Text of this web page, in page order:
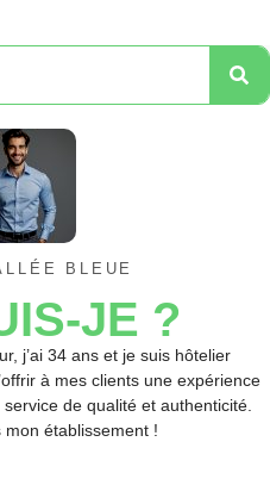
BLEUE
JE ?
j’ai 34 ans et je suis hôtelier
à mes clients une expérience
de qualité et authenticité.
mon établissement !